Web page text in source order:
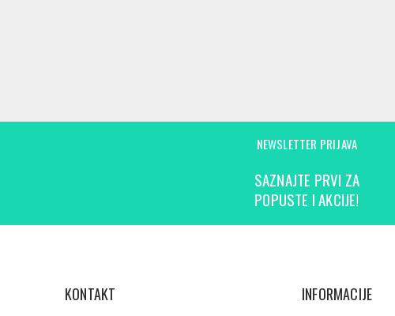
NEWSLETTER PRIJAVA
SAZNAJTE PRVI ZA
POPUSTE I AKCIJE!
KONTAKT INFORMACIJE